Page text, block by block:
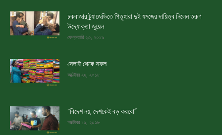
চকবাজার ট্র্যাজেডিতে পিতৃহারা দুই যমজের দায়িত্ব নিলেন তরুণ
উদ্যোক্তা জুয়েল
ফেব্রুয়ারি ২৩, ২০১৯
সেলাই থেকে সফল
অক্টোবর ২৯, ২০১৮
“বিদেশ নয়, দেশকেই বড় করবো”
অক্টোবর ১৯, ২০১৮